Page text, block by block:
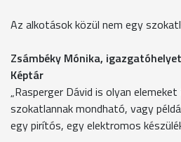
Az alkotások közül nem egy
Zsámbéky Mónika,
Képtár
„Rasperger Dávid is olyan
szokatlannak mondható, vagy
egy pirítós, egy elektromos